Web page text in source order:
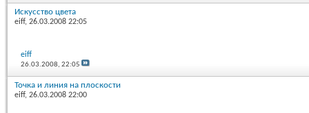
Искусство цвета
eiff, 26.03.2008 22:05
eiff
26.03.2008,22:05
Точка и линия на плоскости
eiff, 26.03.2008 22:00